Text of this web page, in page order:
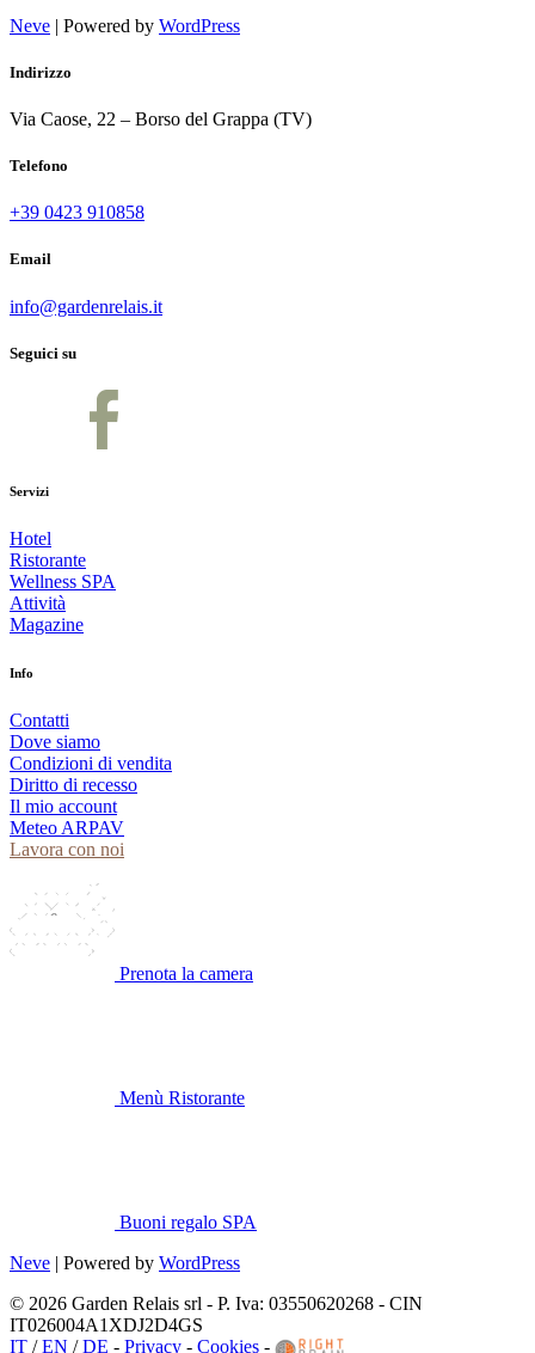
Neve | Powered by WordPress
Indirizzo
Via Caose, 22 – Borso del Grappa (TV)
Telefono
+39 0423 910858
Email
info@gardenrelais.it
Seguici su
Servizi
Hotel
Ristorante
Wellness SPA
Attività
Magazine
Info
Contatti
Dove siamo
Condizioni di vendita
Diritto di recesso
Il mio account
Meteo ARPAV
Lavora con noi
Prenota la camera
Menù Ristorante
Buoni regalo SPA
Neve | Powered by WordPress
© 2026 Garden Relais srl - P. Iva: 03550620268 - CIN
IT026004A1XDJ2D4GS
IT /EN /DE - Privacy - Cookies -